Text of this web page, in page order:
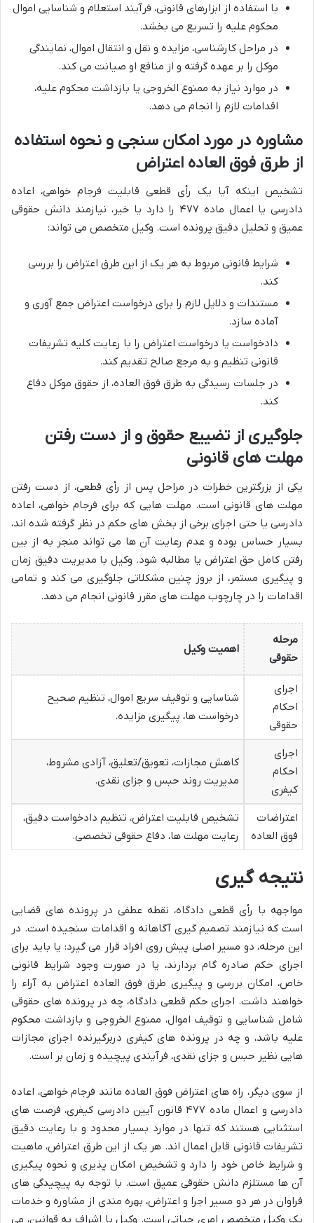
با استفاده از ابزارهای قانونی، فرآیند استعلام و شناسایی اموال
محکوم علیه را تسریع می بخشد.
در مراحل کارشناسی، مزایده و نقل و انتقال اموال، نمایندگی
موکل را بر عهده گرفته و از منافع او صیانت می کند.
در موارد نیاز به ممنوع الخروجی یا بازداشت محکوم علیه،
اقدامات لازم را انجام می دهد.
مشاوره در مورد امکان سنجی و نحوه استفاده
از طرق فوق العاده اعتراض
تشخیص اینکه آیا یک رأی قطعی قابلیت فرجام خواهی، اعاده
دادرسی یا اعمال ماده ۴۷۷ را دارد یا خیر، نیازمند دانش حقوقی
عمیق و تحلیل دقیق پرونده است. وکیل متخصص می تواند:
شرایط قانونی مربوط به هر یک از این طرق اعتراض را بررسی
کند.
مستندات و دلایل لازم را برای درخواست اعتراض جمع آوری و
آماده سازد.
دادخواست یا درخواست اعتراض را با رعایت کلیه تشریفات
قانونی تنظیم و به مرجع صالح تقدیم کند.
در جلسات رسیدگی به طرق فوق العاده، از حقوق موکل دفاع
کند.
جلوگیری از تضییع حقوق و از دست رفتن
مهلت های قانونی
یکی از بزرگترین خطرات در مراحل پس از رأی قطعی، از دست رفتن
مهلت های قانونی است. مهلت هایی که برای فرجام خواهی، اعاده
دادرسی یا حتی اجرای برخی از بخش های حکم در نظر گرفته شده اند،
بسیار حساس بوده و عدم رعایت آن ها می تواند منجر به از بین
رفتن کامل حق اعتراض یا مطالبه شود. وکیل با مدیریت دقیق زمان
و پیگیری مستمر، از بروز چنین مشکلاتی جلوگیری می کند و تمامی
اقدامات را در چارچوب مهلت های مقرر قانونی انجام می دهد.
مرحله
حقوقی
اهمیت وکیل
اجرای
احکام
حقوقی
شناسایی و توقیف سریع اموال، تنظیم صحیح
درخواست ها، پیگیری مزایده.
اجرای
احکام
کیفری
کاهش مجازات، تعویق/تعلیق، آزادی مشروط،
مدیریت روند حبس و جزای نقدی.
اعتراضات
فوق العاده
تشخیص قابلیت اعتراض، تنظیم دادخواست دقیق،
رعایت مهلت ها، دفاع حقوقی تخصصی.
نتیجه گیری
مواجهه با رأی قطعی دادگاه، نقطه عطفی در پرونده های قضایی
است که نیازمند تصمیم گیری آگاهانه و اقدامات سنجیده است. در
این مرحله، دو مسیر اصلی پیش روی افراد قرار می گیرد: یا باید برای
اجرای حکم صادره گام بردارند، یا در صورت وجود شرایط قانونی
خاص، امکان بررسی و پیگیری طرق فوق العاده اعتراض به آراء را
خواهند داشت. اجرای حکم قطعی دادگاه، چه در پرونده های حقوقی
شامل شناسایی و توقیف اموال، ممنوع الخروجی و بازداشت محکوم
علیه باشد، و چه در پرونده های کیفری دربرگیرنده اجرای مجازات
هایی نظیر حبس و جزای نقدی، فرآیندی پیچیده و زمان بر است.
از سوی دیگر، راه های اعتراض فوق العاده مانند فرجام خواهی، اعاده
دادرسی و اعمال ماده ۴۷۷ قانون آیین دادرسی کیفری، فرصت های
استثنایی هستند که تنها در موارد بسیار محدود و با رعایت دقیق
تشریفات قانونی قابل اعمال اند. هر یک از این طرق اعتراض، ماهیت
و شرایط خاص خود را دارد و تشخیص امکان پذیری و نحوه پیگیری
آن ها مستلزم دانش حقوقی عمیق است. با توجه به پیچیدگی های
فراوان در هر دو مسیر اجرا و اعتراض، بهره مندی از مشاوره و خدمات
یک وکیل متخصص امری حیاتی است. وکیل با اشراف به قوانین، می